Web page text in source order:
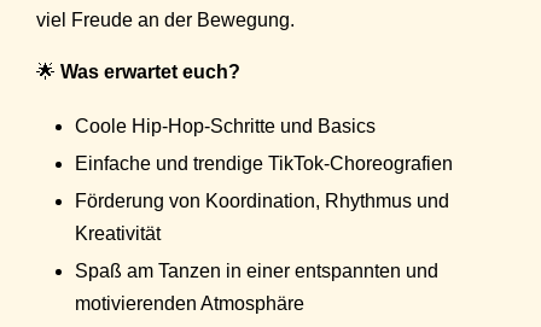
viel Freude an der Bewegung.
🌟 Was erwartet euch?
Coole Hip-Hop-Schritte und Basics
Einfache und trendige TikTok-Choreografien
Förderung von Koordination, Rhythmus und
Kreativität
Spaß am Tanzen in einer entspannten und
motivierenden Atmosphäre